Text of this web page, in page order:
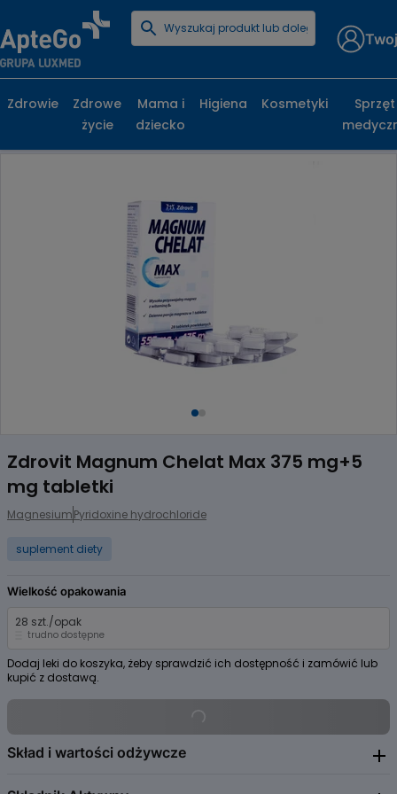
Strona główna
Zdrovit Magnum Chelat Max 375 mg+5 mg tabletki
1
of
2
Zdrovit Magnum Chelat Max 375 mg+5
mg tabletki
MagnesiumPyridoxine hydrochloride
suplement diety
Wielkość opakowania
28 szt./opak
trudno dostępne
Dodaj leki do koszyka, żeby sprawdzić ich dostępność i zamówić lub
kupić z dostawą.
Skład i wartości odżywcze
Zdrowie
Zdrowe
życie
Mama i
dziecko
Higiena Kosmetyki
Sprzęt